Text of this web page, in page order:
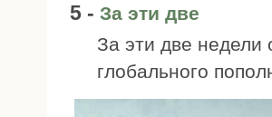
5 - За эти две
За эти две недели
глобального